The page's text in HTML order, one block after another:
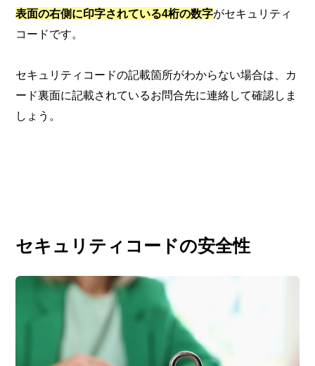
表面の右側に印字されている4桁の数字がセキュリティ
コードです。
セキュリティコードの記載箇所がわからない場合は、カ
ード裏面に記載されているお問合先に連絡して確認しま
しょう。
セキュリティコードの安全性